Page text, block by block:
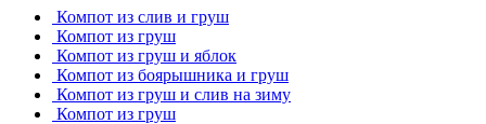
Компот из слив и груш
Компот из груш
Компот из груш и яблок
Компот из боярышника и груш
Компот из груш и слив на зиму
Компот из груш